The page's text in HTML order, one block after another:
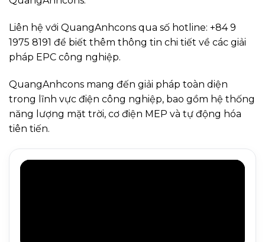
Liên hệ với QuangAnhcons qua số hotline: +84 9
1975 8191 để biết thêm thông tin chi tiết về các giải
pháp EPC công nghiệp.
QuangAnhcons mang đến giải pháp toàn diện
trong lĩnh vực điện công nghiệp, bao gồm hệ thống
năng lượng mặt trời, cơ điện MEP và tự động hóa
tiên tiến.